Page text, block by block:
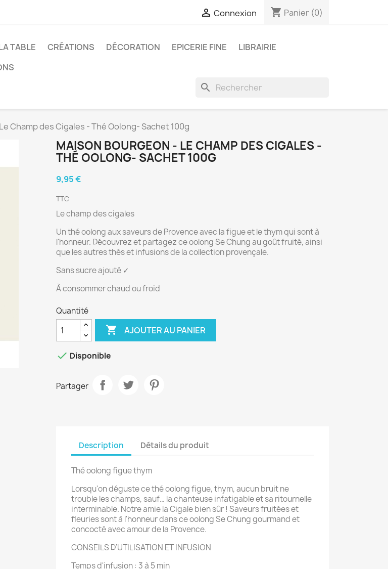
 Connexion shopping_cart Panier (0)
TABLE CRÉATIONS DÉCORATION EPICERIE FINE
LIBRAIRIE
search
Le Champ des Cigales - Thé Oolong- Sachet 100g
MAISON BOURGEON - LE CHAMP DES CIGALES -
THÉ OOLONG- SACHET 100G
9,95 €
TTC
Le champ des cigales
Un thé oolong aux saveurs de Provence avec la figue et le thym qui sont à
l'honneur. Découvrez et partagez ce oolong Se Chung au goût fruité, ainsi
que les autres thés et infusions de la collection provençale.
Sans sucre ajouté ✓
À consommer chaud ou froid
Quantité
 AJOUTER AU PANIER
 Disponible
Partager
Description Détails du produit
Thé oolong figue thym
Lorsqu'on déguste ce thé oolong figue, thym, aucun bruit ne
trouble les champs, sauf… la chanteuse infatigable et sa ritournelle
interminable. Notre amie la Cigale bien sûr ! Saveurs fruitées et
fleuries sont à l'honneur dans ce oolong Se Chung gourmand et
concocté avec amour de la Provence.
CONSEILS D’UTILISATION ET INFUSION
Temps d'infusion : 3 à 5 min